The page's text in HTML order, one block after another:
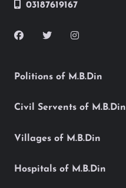
03187619167
Politions of M.B.Din
Civil Servents of M.B.Din
Villages of M.B.Din
Hospitals of M.B.Din